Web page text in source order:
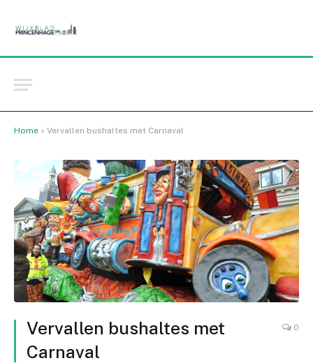
Home » Vervallen bushaltes met Carnaval
Vervallen bushaltes met
Carnaval
0